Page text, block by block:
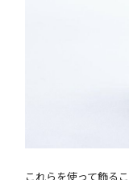
これらを使って飾る